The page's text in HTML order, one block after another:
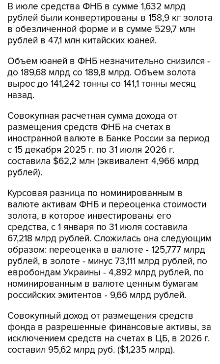
В июле средства ФНБ в сумме 1,632 млрд
рублей были конвертированы в 158,9 кг золота
в обезличенной форме и в сумме 529,7 млн
рублей в 47,1 млн китайских юаней.
Объем юаней в ФНБ незначительно снизился -
до 189,68 млрд со 189,8 млрд. Объем золота
вырос до 141,242 тонны со 141,1 тонны месяц
назад.
Совокупная расчетная сумма дохода от
размещения средств ФНБ на счетах в
иностранной валюте в Банке России за период
с 15 декабря 2025 г. по 31 июля 2026 г.
составила $62,2 млн (эквивалент 4,966 млрд
рублей).
Курсовая разница по номинированным в
валюте активам ФНБ и переоценка стоимости
золота, в которое инвестированы его
средства, с 1 января по 31 июля составила
67,218 млрд рублей. Сложилась она следующим
образом: переоценка в валюте - 125,777 млрд
рублей, в золоте - минус 73,111 млрд рублей, по
евробондам Украины - 4,892 млрд рублей, по
номинированным в валюте ценным бумагам
российских эмитентов - 9,66 млрд рублей.
Совокупный доход от размещения средств
фонда в разрешенные финансовые активы, за
исключением средств на счетах в ЦБ, в 2026 г.
составил 95,62 млрд руб. ($1,235 млрд).